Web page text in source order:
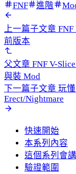
FNF 進階
上一篇子文章
前版本
父文章 FNF V-
與裝 Mod
下一篇子文章 玩
Erect/Nightmare
快速開始
本系列內容
這個系列會
驗證範圍